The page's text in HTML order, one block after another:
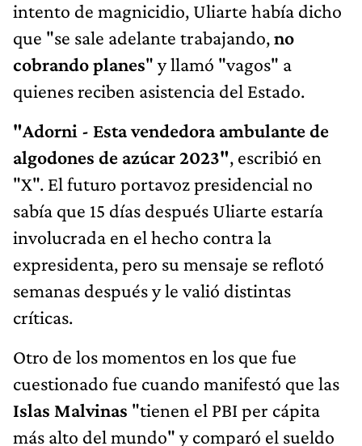
intento de magnicidio, Uliarte había dicho
que "se sale adelante trabajando,no
cobrando planes" y llamó "vagos" a
quienes reciben asistencia del Estado.
"Adorni - Esta vendedora ambulante de
algodones de azúcar 2023", escribió en
"X". El futuro portavoz presidencial no
sabía que 15 días después Uliarte estaría
involucrada en el hecho contra la
expresidenta, pero su mensaje se reflotó
semanas después y le valió distintas
críticas.
Otro de los momentos en los que fue
cuestionado fue cuando manifestó que las
Islas Malvinas "tienen el PBI per cápita
más alto del mundo" y comparó el sueldo